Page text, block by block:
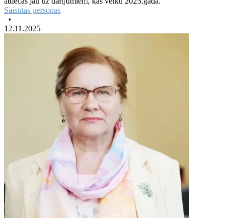
Saistītās personas
•
12.11.2025